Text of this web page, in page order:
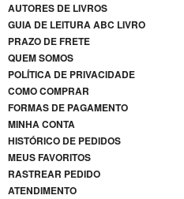
Autoajuda
Pré-
Venda
> Artes
Cultura
Pré-
Venda
|| Artes
Cultura
AUTORES DE LIVROS
GUIA DE LEITURA ABC LIVRO
PRAZO DE FRETE
QUEM SOMOS
POLÍTICA DE PRIVACIDADE
COMO COMPRAR
FORMAS DE PAGAMENTO
MINHA CONTA
HISTÓRICO DE PEDIDOS
MEUS FAVORITOS
RASTREAR PEDIDO
ATENDIMENTO